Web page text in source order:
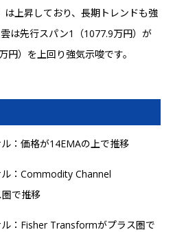
は上昇しており、長期トレンドも強
は先行スパン1（1077.9万円）が
円）を上回り強気示唆です。
：価格が14EMAの上で推移
：Commodity Channel
で推移
：Fisher Transformがプラス圏で